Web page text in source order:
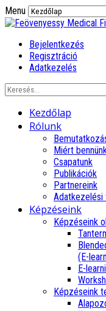
Menu
Bejelentkezés
Regisztráció
Adatkezelés
Kezdőlap
Rólunk
Miért
Csapatunk
Publikációk
Partnereink
Képzéseink
Képzéseink
(E-
E-
Képzéseink